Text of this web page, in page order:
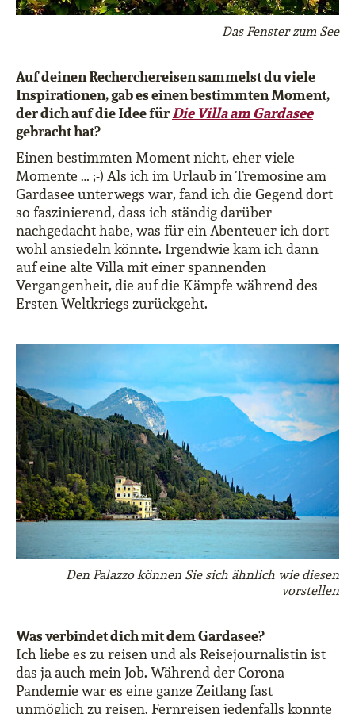
Das Fenster zum See
Auf deinen Recherchereisen sammelst du viele
Inspirationen, gab es einen bestimmten Moment,
der dich auf die Idee fürDie Villa am Gardasee
gebracht hat?
Einen bestimmten Moment nicht, eher viele
Momente … ;-) Als ich im Urlaub in Tremosine am
Gardasee unterwegs war, fand ich die Gegend dort
so faszinierend, dass ich ständig darüber
nachgedacht habe, was für ein Abenteuer ich dort
wohl ansiedeln könnte. Irgendwie kam ich dann
auf eine alte Villa mit einer spannenden
Vergangenheit, die auf die Kämpfe während des
Ersten Weltkriegs zurückgeht.
Den Palazzo können Sie sich ähnlich wie diesen
vorstellen
Was verbindet dich mit dem Gardasee?
Ich liebe es zu reisen und als Reisejournalistin ist
das ja auch mein Job. Während der Corona
Pandemie war es eine ganze Zeitlang fast
unmöglich zu reisen. Fernreisen jedenfalls konnte